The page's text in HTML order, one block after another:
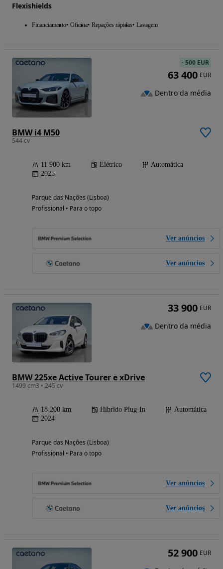
Flexishields
Financiamento Oficina Repações rápidas Lavagem
BMW i4 M50
544 cv
11 900 km Elétrico
Automática
2025
Parque das Nações (Lisboa)
Profissional • Para o topo
Ver anúncios
Ver anúncios
-500 EUR
63 400 EUR
Dentro da média
BMW 225xe Active Tourer e xDrive
1499 cm3 • 245 cv
18 200 km Híbrido Plug-In
Automática
2024
Parque das Nações (Lisboa)
Profissional • Para o topo
Ver anúncios
Ver anúncios
33 900 EUR
Dentro da média
52 900 EUR